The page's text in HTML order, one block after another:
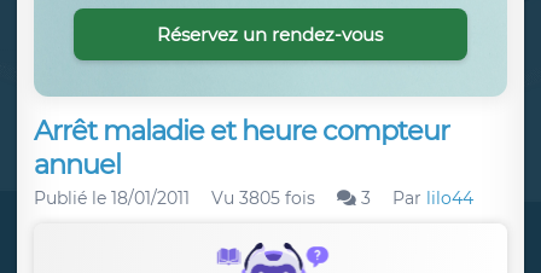
Arrêt maladie et heure compteur
annuel
Publié le 18/01/2011 Vu 3805 fois 3 Par lilo44
Réservez un rendez-vous